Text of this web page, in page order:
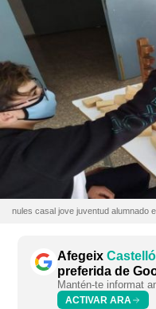
nules casal jove juventud alumnado
Afegeix
preferida de
Mantén-te informat
ACTIVAR ARA